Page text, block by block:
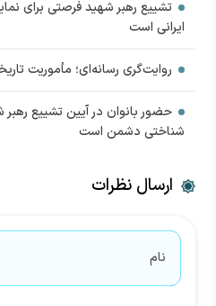
تشییع رهبر شهید فرصتی برای
ایرانی است
روایت‌گری رسانه‌ای؛ مأموریت
حضور بانوان در آیین تشییع
شناختی دشمن است
ارسال نظرات